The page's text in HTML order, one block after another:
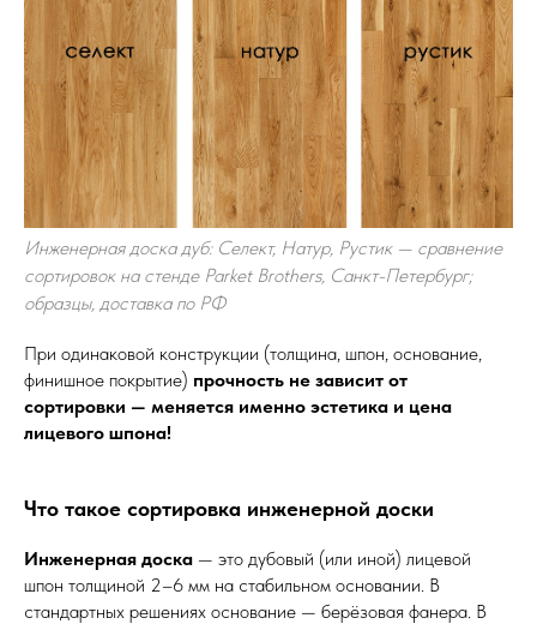
Инженерная доска дуб: Селект, Натур, Рустик — сравнение
сортировок на стенде Parket Brothers, Санкт-Петербург;
образцы, доставка по РФ
При одинаковой конструкции (толщина, шпон, основание,
финишное покрытие) прочность не зависит от
сортировки — меняется именно эстетика и цена
лицевого шпона!
Что такое сортировка инженерной доски
Инженерная доска — это дубовый (или иной) лицевой
шпон толщиной 2–6 мм на стабильном основании. В
стандартных решениях основание — берёзовая фанера. В